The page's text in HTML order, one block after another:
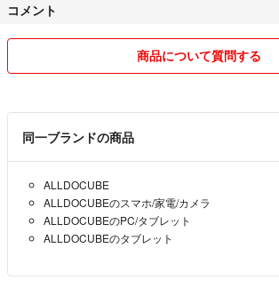
コメント
商品について質問する
同一ブランドの商品
ALLDOCUBE
ALLDOCUBEのスマホ/家電/カメラ
ALLDOCUBEのPC/タブレット
ALLDOCUBEのタブレット